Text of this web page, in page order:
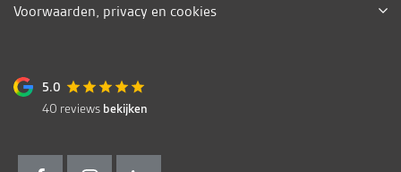
5.0
40 reviews bekijken
Voorwaarden, privacy en cookies